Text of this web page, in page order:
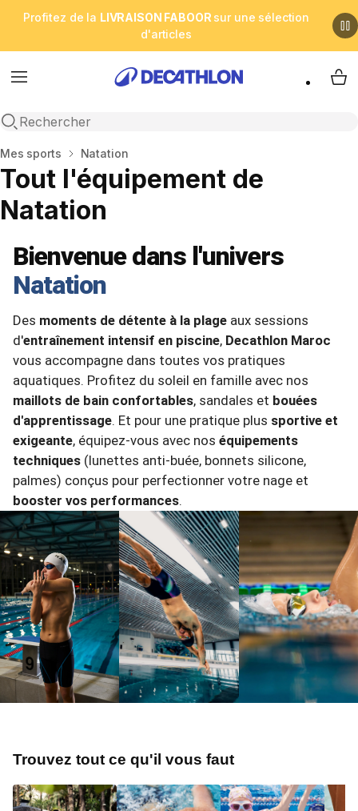
Profitez de la LIVRAISON FABOOR sur une sélection
d'articles
Menu
Open search
My
Accueil
Mes sports Natation
Tout l'équipement de
Natation
Bienvenue dans l'univers
Natation
Des moments de détente à la plage aux sessions
d'entraînement intensif en piscine, Decathlon Maroc
vous accompagne dans toutes vos pratiques
aquatiques. Profitez du soleil en famille avec nos
maillots de bain confortables, sandales et bouées
d'apprentissage. Et pour une pratique plus sportive et
exigeante, équipez-vous avec nos équipements
techniques (lunettes anti-buée, bonnets silicone,
palmes) conçus pour perfectionner votre nage et
booster vos performances.
Trouvez tout ce qu'il vous faut